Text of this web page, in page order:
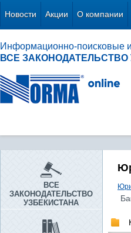
Новости Акции О компании
Информационно-поисковые
ВСЕ ЗАКОНОДАТЕЛЬСТВО
ВСЕ
ЗАКОНОДАТЕЛЬСТВО
УЗБЕКИСТАНА